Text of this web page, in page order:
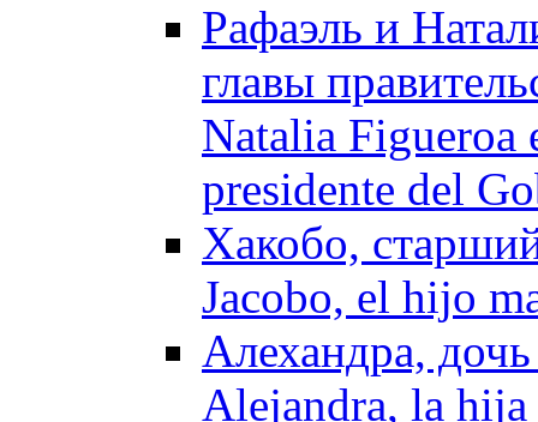
Рафаэль и
главы
Natalia Figueroa
presidente del
Хакобо,
Jacobo, el hijo
Алехандра,
Alejandra, la hija